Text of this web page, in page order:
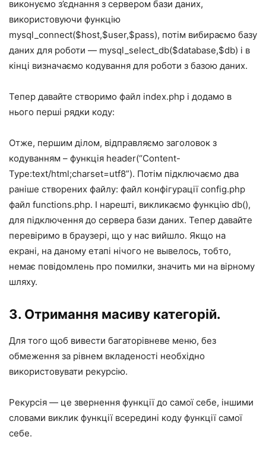
виконуємо з’єднання з сервером бази даних,
використовуючи функцію
mysql_connect($host,$user,$pass), потім вибираємо базу
даних для роботи — mysql_select_db($database,$db) і в
кінці визначаємо кодування для роботи з базою даних.
Тепер давайте створимо файл index.php і додамо в
нього перші рядки коду:
Отже, першим ділом, відправляємо заголовок з
кодуванням – функція header(“Content-
Type:text/html;charset=utf8”). Потім підключаємо два
раніше створених файлу: файл конфігурації config.php
файл functions.php. І нарешті, викликаємо функцію db(),
для підключення до сервера бази даних. Тепер давайте
перевіримо в браузері, що у нас вийшло. Якщо на
екрані, на даному етапі нічого не вывелось, тобто,
немає повідомлень про помилки, значить ми на вірному
шляху.
3. Отримання масиву категорій.
Для того щоб вивести багаторівневе меню, без
обмеження за рівнем вкладеності необхідно
використовувати рекурсію.
Рекурсія — це звернення функції до самої себе, іншими
словами виклик функції всередині коду функції самої
себе.